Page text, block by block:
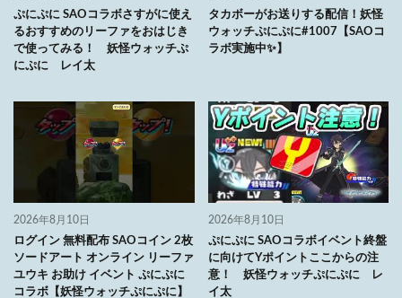
ぷにぷに SAOコラボさすがに使え
るおすすめのリーファをおはじき
で使ってみる！ 妖怪ウォッチぷ
にぷに レイ太
タカボーがお送りする配信！妖怪
ウォッチぷにぷに#1007【SAOコ
ラボ実施中✨】
2026年8月10日
ログイン 無料配布 SAOコイン 2枚
ソードアート オンライン リーファ
ユウキ お助け イベント ぷにぷに
コラボ【妖怪ウォッチぷにぷに】
2026年8月10日
ぷにぷに SAOコラボイベント終盤
に向けてYポイントここからの注
意！ 妖怪ウォッチぷにぷに レ
イ太